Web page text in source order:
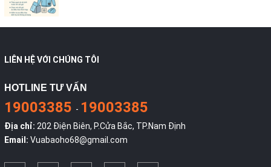
LIÊN HỆ VỚI CHÚNG TÔI
HOTLINE TƯ VẤN
19003385 - 19003385
Địa chỉ: 202 Điện Biên, P.Cửa Bắc, TP.Nam Định
Email: Vuabaoho68@gmail.com